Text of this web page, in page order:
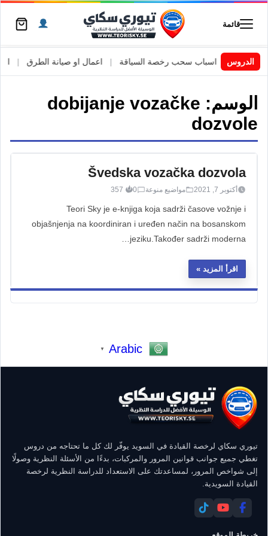
قائمة
الدروسالسويد | اسباب سحب رخصة السياقة اعمال او صيانة الطرق
الوسم: dobijanje vozačke
dozvole
Švedska vozačka dozvola
أكتوبر 7, 2021 مواضيع منوعة 0
357
Teori Sky je e-knjiga koja sadrži časove vožnje i
objašnjenja na koordiniran i uređen način na bosanskom
jeziku.Također sadrži moderna…
اقرأ المزيد
Arabic
▼
تيوري سكاي لرخصة القيادة في السويد يوفّر لك كل ما تحتاجه من دروس
تغطي جميع جوانب قوانين المرور والمركبات، بدءًا من الأسئلة النظرية وصولًا
إلى شواخص المرور، لمساعدتك على الاستعداد للدراسة النظرية لرخصة
القيادة السويدية.